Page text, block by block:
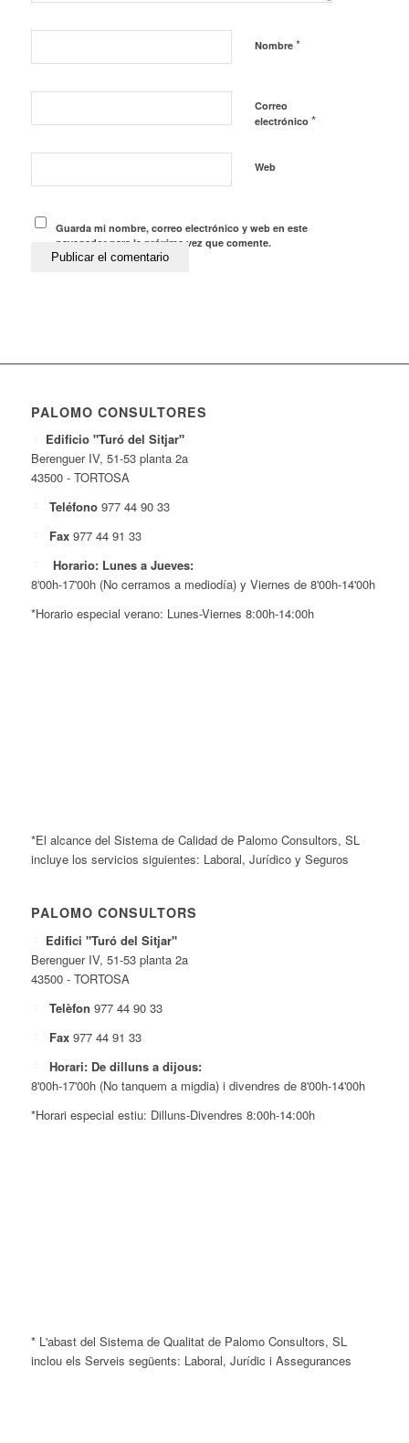
Nombre *
Correo
electrónico *
Web
Guarda mi nombre, correo electrónico y web en este
navegador para la próxima vez que comente.
PALOMO CONSULTORES
Edificio "Turó del Sitjar"
Berenguer IV, 51-53 planta 2a
43500 - TORTOSA
Teléfono 977 44 90 33
Fax 977 44 91 33
Horario: Lunes a Jueves:
8'00h-17'00h (No cerramos a mediodía) y Viernes de 8'00h-14'00h
*Horario especial verano: Lunes-Viernes 8:00h-14:00h
*El alcance del Sistema de Calidad de Palomo Consultors, SL
incluye los servicios siguientes: Laboral, Jurídico y Seguros
PALOMO CONSULTORS
Edifici "Turó del Sitjar"
Berenguer IV, 51-53 planta 2a
43500 - TORTOSA
Telèfon 977 44 90 33
Fax 977 44 91 33
Horari: De dilluns a dijous:
8'00h-17'00h (No tanquem a migdia) i divendres de 8'00h-14'00h
*Horari especial estiu: Dilluns-Divendres 8:00h-14:00h
* L'abast del Sistema de Qualitat de Palomo Consultors, SL
inclou els Serveis següents: Laboral, Jurídic i Assegurances